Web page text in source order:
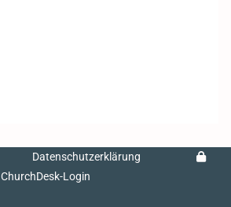
Datenschutzerklärung
ChurchDesk-Login